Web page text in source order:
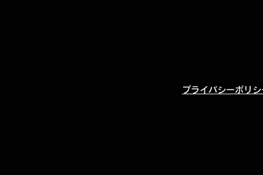
プライバシーポリシ